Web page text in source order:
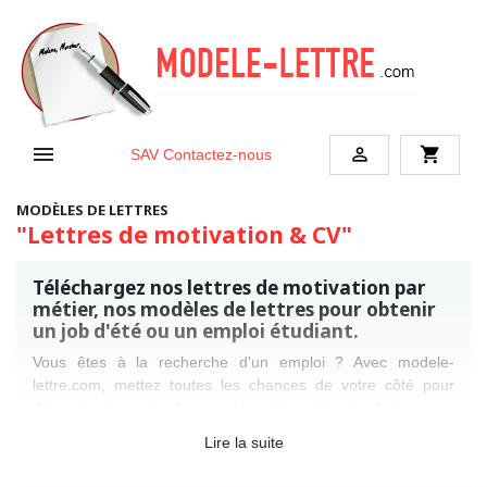
 SAV Contactez-nous  shopping_cart
MODÈLES DE LETTRES
"Lettres de motivation & CV"
Téléchargez nos lettres de motivation par
métier, nos modèles de lettres pour obtenir
un job d'été ou un emploi étudiant.
Vous êtes à la recherche d'un emploi ? Avec modele-
lettre.com, mettez toutes les chances de votre côté pour
et un CV. Cela vous sera certainement d'une
Lire la suite